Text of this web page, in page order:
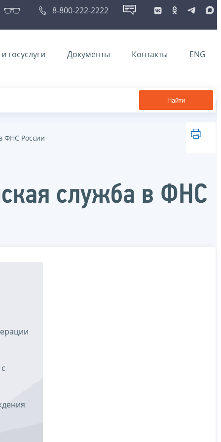
8-800-222-2222
госуслуги Документы Контакты ENG
Найти
ФНС России
служба в ФНС